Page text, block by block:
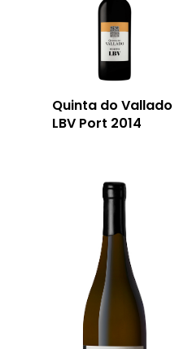
Quinta do Vallado
LBV Port 2014